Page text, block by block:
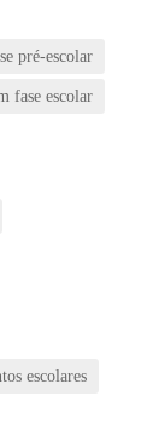
pré-escolar
fase escolar
escolares